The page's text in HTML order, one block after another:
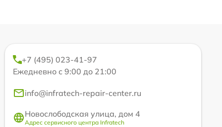
+7 (495) 023-41-97
Ежедневно с 9:00 до 21:00
info@infratech-repair-center.ru
Новослободская улица, дом 4
Адрес сервисного центра Infratech